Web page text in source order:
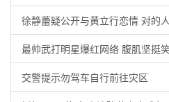
徐静蕾疑公开与黄立行恋情 对的
最帅武打明星爆红网络 腹肌坚挺
交警提示勿驾车自行前往灾区